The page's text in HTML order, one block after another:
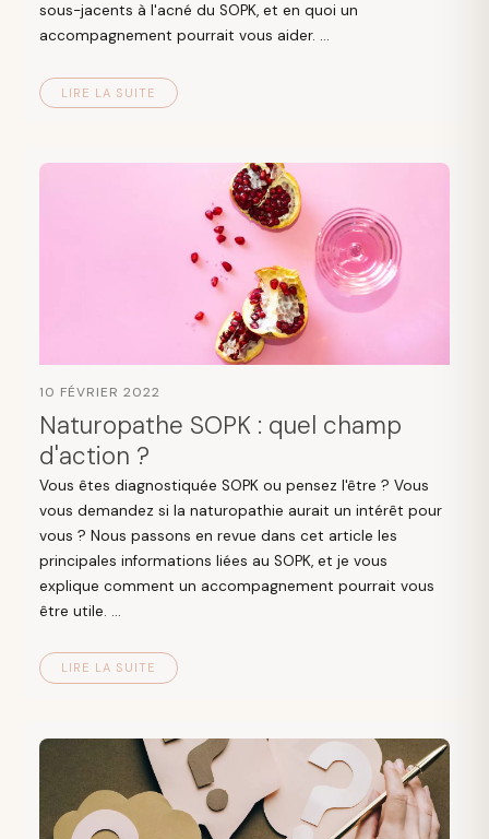
sous-jacents à l'acné du SOPK, et en quoi un
accompagnement pourrait vous aider. ...
LIRE LA SUITE
10 FÉVRIER 2022
Naturopathe SOPK : quel champ
d'action ?
Vous êtes diagnostiquée SOPK ou pensez l'être ? Vous
vous demandez si la naturopathie aurait un intérêt pour
vous ? Nous passons en revue dans cet article les
principales informations liées au SOPK, et je vous
explique comment un accompagnement pourrait vous
être utile. ...
LIRE LA SUITE